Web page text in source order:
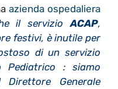
azienda ospedaliera
il servizioACAP,
festivi, è inutile per
di un servizio
Pediatrico : siamo
Generale